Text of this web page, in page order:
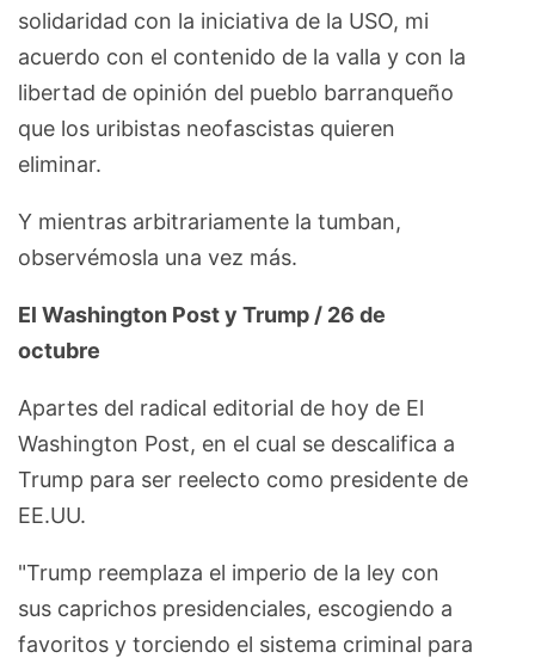
solidaridad con la iniciativa de la USO, mi
acuerdo con el contenido de la valla y con la
libertad de opinión del pueblo barranqueño
que los uribistas neofascistas quieren
eliminar.
Y mientras arbitrariamente la tumban,
observémosla una vez más.
El Washington Post y Trump / 26 de
octubre
Apartes del radical editorial de hoy de El
Washington Post, en el cual se descalifica a
Trump para ser reelecto como presidente de
EE.UU.
"Trump reemplaza el imperio de la ley con
sus caprichos presidenciales, escogiendo a
favoritos y torciendo el sistema criminal para